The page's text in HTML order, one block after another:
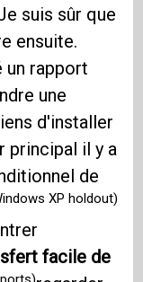
suis sûr que
ensuite.
un rapport
une
d'installer
principal il y a
de
XP holdout)
facile de